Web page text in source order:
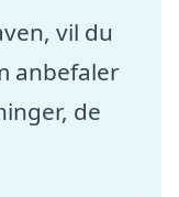
vil du
anbefaler
de